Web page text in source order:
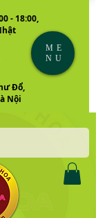
- 18:00,
Đổ,
Nội
ME
NU